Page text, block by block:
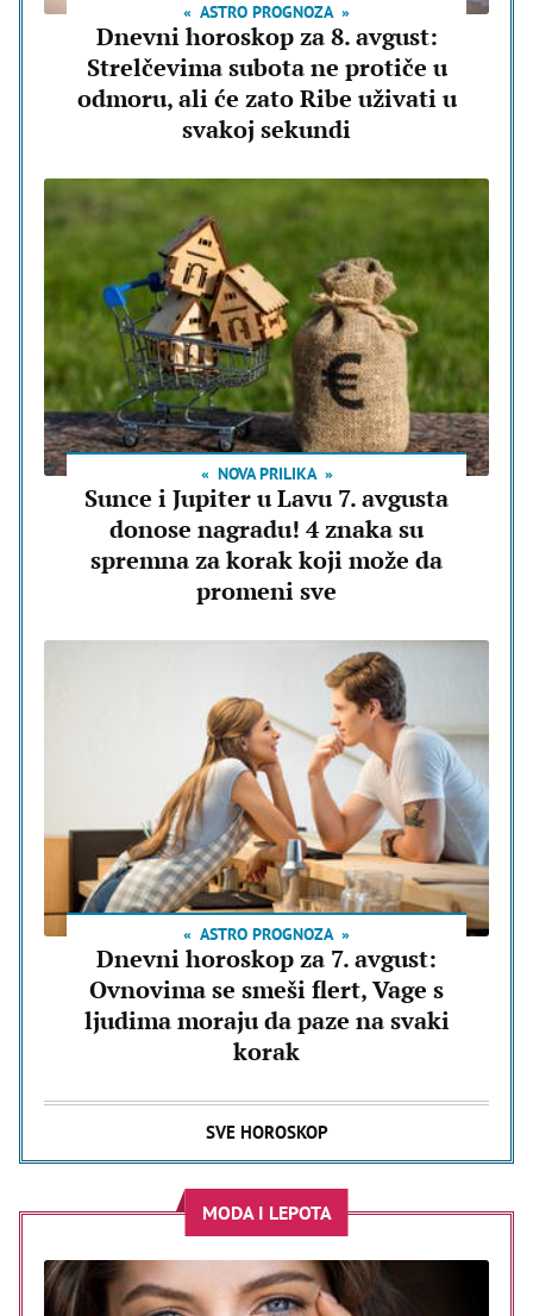
ASTRO PROGNOZA
Dnevni horoskop za 8. avgust:
Strelčevima subota ne protiče u
odmoru, ali će zato Ribe uživati u
svakoj sekundi
NOVA PRILIKA
Sunce i Jupiter u Lavu 7. avgusta
donose nagradu! 4 znaka su
spremna za korak koji može da
promeni sve
ASTRO PROGNOZA
Dnevni horoskop za 7. avgust:
Ovnovima se smeši flert, Vage s
ljudima moraju da paze na svaki
korak
SVE HOROSKOP
MODA I LEPOTA